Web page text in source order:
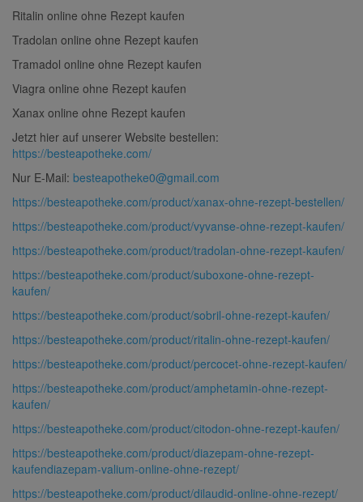
Ritalin online ohne Rezept kaufen
Tradolan online ohne Rezept kaufen
Tramadol online ohne Rezept kaufen
Viagra online ohne Rezept kaufen
Xanax online ohne Rezept kaufen
Jetzt hier auf unserer Website bestellen:
https://besteapotheke.com/
Nur E-Mail: besteapotheke0@gmail.com
https://besteapotheke.com/product/xanax-ohne-rezept-bestellen/
https://besteapotheke.com/product/vyvanse-ohne-rezept-kaufen/
https://besteapotheke.com/product/tradolan-ohne-rezept-kaufen/
https://besteapotheke.com/product/suboxone-ohne-rezept-
kaufen/
https://besteapotheke.com/product/sobril-ohne-rezept-kaufen/
https://besteapotheke.com/product/ritalin-ohne-rezept-kaufen/
https://besteapotheke.com/product/percocet-ohne-rezept-kaufen/
https://besteapotheke.com/product/amphetamin-ohne-rezept-
kaufen/
https://besteapotheke.com/product/citodon-ohne-rezept-kaufen/
https://besteapotheke.com/product/diazepam-ohne-rezept-
kaufendiazepam-valium-online-ohne-rezept/
https://besteapotheke.com/product/dilaudid-online-ohne-rezept/